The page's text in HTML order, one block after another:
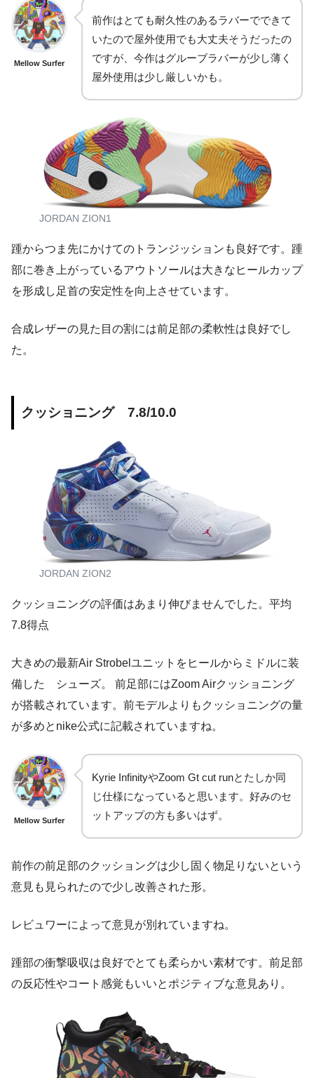
Mellow Surfer
前作はとても耐久性のあるラバーでできて
いたので屋外使用でも大丈夫そうだったの
ですが、今作はグルーブラバーが少し薄く
屋外使用は少し厳しいかも。
JORDAN ZION1
踵からつま先にかけてのトランジッションも良好です。踵
部に巻き上がっているアウトソールは大きなヒールカップ
を形成し足首の安定性を向上させています。
合成レザーの見た目の割には前足部の柔軟性は良好でし
た。
クッショニング 7.8/10.0
JORDAN ZION2
クッショニングの評価はあまり伸びませんでした。平均
7.8得点
大きめの最新Air Strobelユニットをヒールからミドルに装
備した シューズ。 前足部にはZoom Airクッショニング
が搭載されています。前モデルよりもクッショニングの量
が多めとnike公式に記載されていますね。
Mellow Surfer
Kyrie InfinityやZoom Gt cut runとたしか同
じ仕様になっていると思います。好みのセ
ットアップの方も多いはず。
前作の前足部のクッショングは少し固く物足りないという
意見も見られたので少し改善された形。
レビュワーによって意見が別れていますね。
踵部の衝撃吸収は良好でとても柔らかい素材です。前足部
の反応性やコート感覚もいいとポジティブな意見あり。